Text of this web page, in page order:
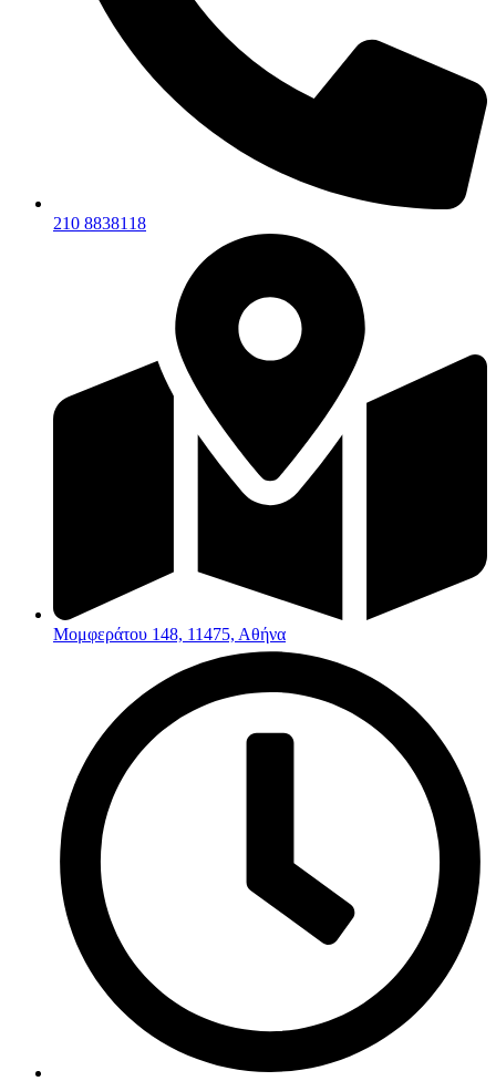
210 8838118
Μομφεράτου 148, 11475, Αθήνα